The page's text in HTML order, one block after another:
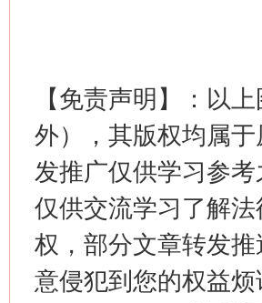
【免责声明】：以
外），其版权均属
发推广仅供学习参
仅供交流学习了解
权，部分文章转发
意侵犯到您的权益